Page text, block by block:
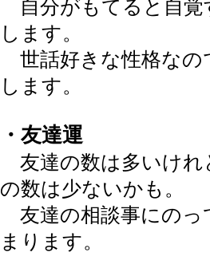
自分がもてると自覚
します。
世話好きな性格なの
します。
・友達運
友達の数は多いけれ
の数は少ないかも。
友達の相談事にのっ
まります。